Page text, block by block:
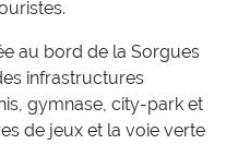
au bord de la Sorgues
infrastructures
gymnase, city-park et
de jeux et la voie verte